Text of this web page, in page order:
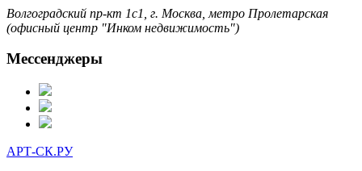
Волгоградский пр-кт 1с1, г. Москва, метро Пролетарская
(офисный центр "Инком недвижимость")
Мессенджеры
АРТ-СК.РУ